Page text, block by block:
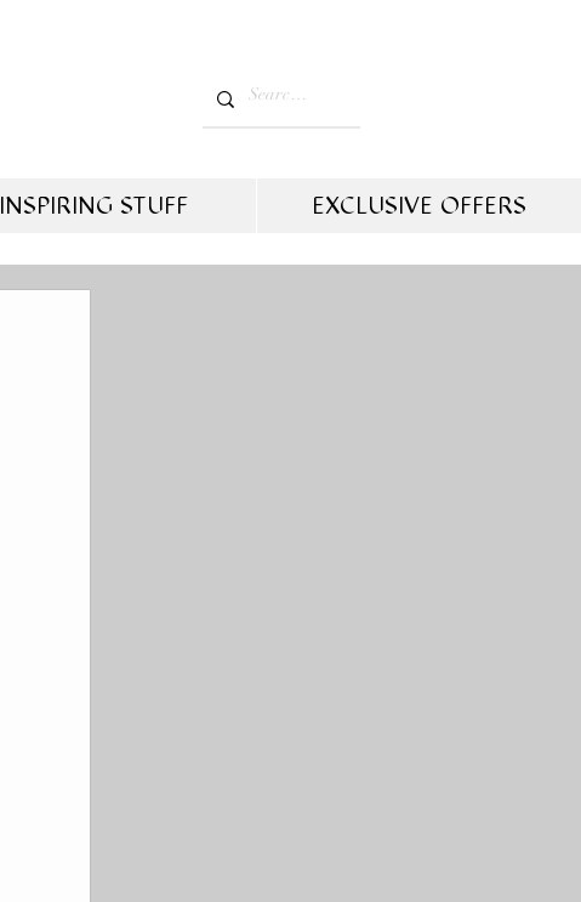
INSPIRING STUFF EXCLUSIVE OFFERS